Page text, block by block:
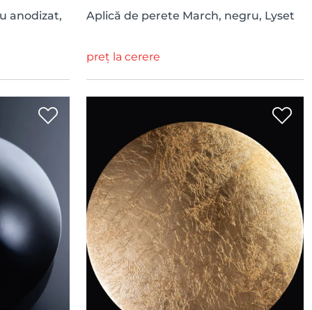
anodizat, Aplică de perete March, negru, Lyset
preț la cerere